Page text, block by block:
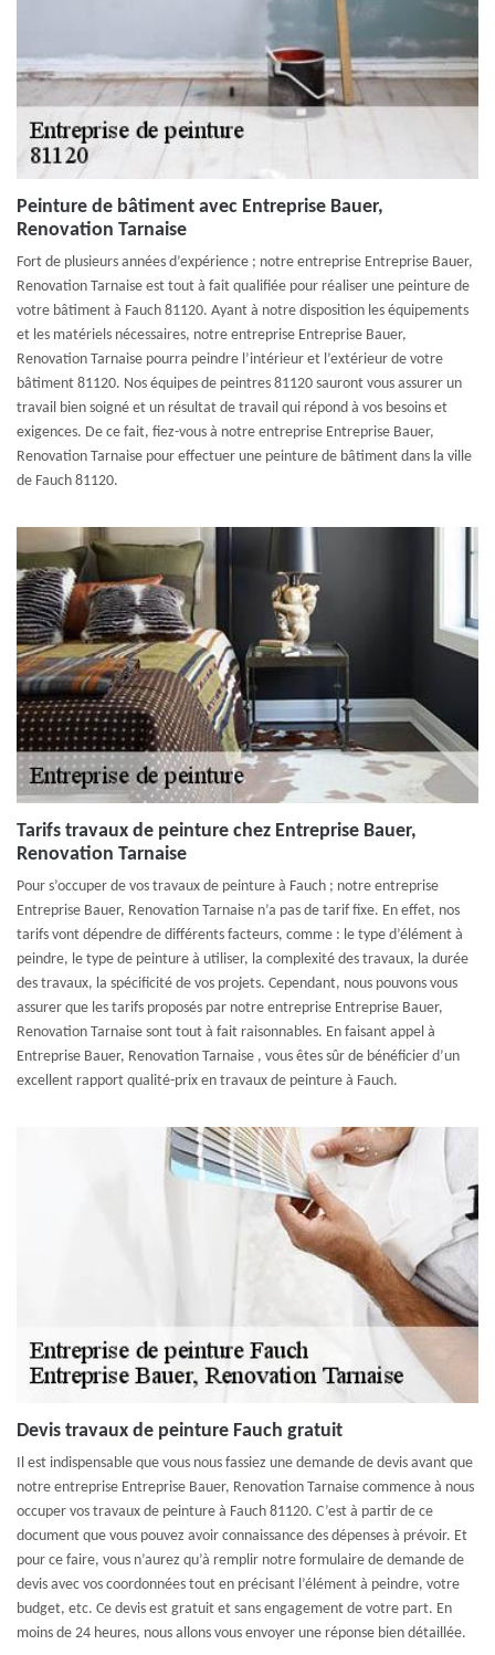
Peinture de bâtiment avec Entreprise Bauer,
Renovation Tarnaise
Fort de plusieurs années d’expérience ; notre entreprise Entreprise Bauer,
Renovation Tarnaise est tout à fait qualifiée pour réaliser une peinture de
votre bâtiment à Fauch 81120. Ayant à notre disposition les équipements
et les matériels nécessaires, notre entreprise Entreprise Bauer,
Renovation Tarnaise pourra peindre l’intérieur et l’extérieur de votre
bâtiment 81120. Nos équipes de peintres 81120 sauront vous assurer un
travail bien soigné et un résultat de travail qui répond à vos besoins et
exigences. De ce fait, fiez-vous à notre entreprise Entreprise Bauer,
Renovation Tarnaise pour effectuer une peinture de bâtiment dans la ville
de Fauch 81120.
Tarifs travaux de peinture chez Entreprise Bauer,
Renovation Tarnaise
Pour s’occuper de vos travaux de peinture à Fauch ; notre entreprise
Entreprise Bauer, Renovation Tarnaise n’a pas de tarif fixe. En effet, nos
tarifs vont dépendre de différents facteurs, comme : le type d’élément à
peindre, le type de peinture à utiliser, la complexité des travaux, la durée
des travaux, la spécificité de vos projets. Cependant, nous pouvons vous
assurer que les tarifs proposés par notre entreprise Entreprise Bauer,
Renovation Tarnaise sont tout à fait raisonnables. En faisant appel à
Entreprise Bauer, Renovation Tarnaise , vous êtes sûr de bénéficier d’un
excellent rapport qualité-prix en travaux de peinture à Fauch.
Devis travaux de peinture Fauch gratuit
Il est indispensable que vous nous fassiez une demande de devis avant que
notre entreprise Entreprise Bauer, Renovation Tarnaise commence à nous
occuper vos travaux de peinture à Fauch 81120. C’est à partir de ce
document que vous pouvez avoir connaissance des dépenses à prévoir. Et
pour ce faire, vous n’aurez qu’à remplir notre formulaire de demande de
devis avec vos coordonnées tout en précisant l’élément à peindre, votre
budget, etc. Ce devis est gratuit et sans engagement de votre part. En
moins de 24 heures, nous allons vous envoyer une réponse bien détaillée.